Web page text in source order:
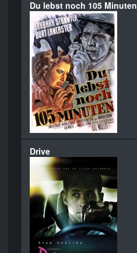
Du lebst noch 105 Minuten
Drive